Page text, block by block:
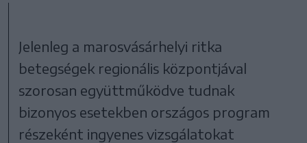
Jelenleg a marosvásárhelyi ritka
betegségek regionális központjával
szorosan együttműködve tudnak
bizonyos esetekben országos program
részeként ingyenes vizsgálatokat